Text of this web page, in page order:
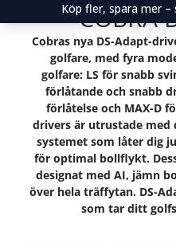
Köp fler, spara mer –
COBRA
Cobras nya DS-Adapt-
golfare, med fyra
golfare: LS för snabb
förlåtande och snabb
förlåtelse och MAX-D
drivers är utrustade med
systemet som låter dig
för optimal bollflykt.
designat med AI, jämn
över hela träffytan. DS-
som tar ditt